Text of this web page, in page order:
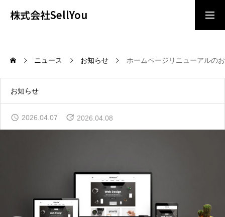
株式会社SellYou
ビジョン/ミッション
採用情報
ニュース お知らせ ホームページリニューアルの
お知らせ
2026.04.07 2026.04.08